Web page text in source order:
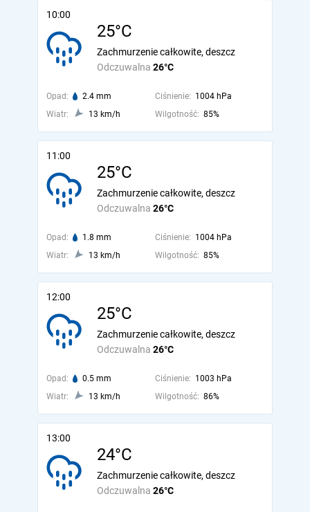
10:00
25°C
Odczuwalna 26°C
Zachmurzenie całkowite, deszcz
Opad: 2.4 mm Ciśnienie: 1004 hPa
Wiatr:
13 km/h Wilgotność: 85%
11:00
25°C
Odczuwalna 26°C
Zachmurzenie całkowite, deszcz
Opad: 1.8 mm Ciśnienie: 1004 hPa
Wiatr:
13 km/h Wilgotność: 85%
12:00
25°C
Odczuwalna 26°C
Zachmurzenie całkowite, deszcz
Opad: 0.5 mm Ciśnienie: 1003 hPa
Wiatr:
13 km/h Wilgotność: 86%
13:00
24°C
Odczuwalna 26°C
Zachmurzenie całkowite, deszcz